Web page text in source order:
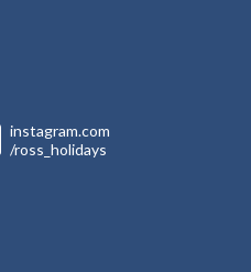
instagram.com
/ross_holidays